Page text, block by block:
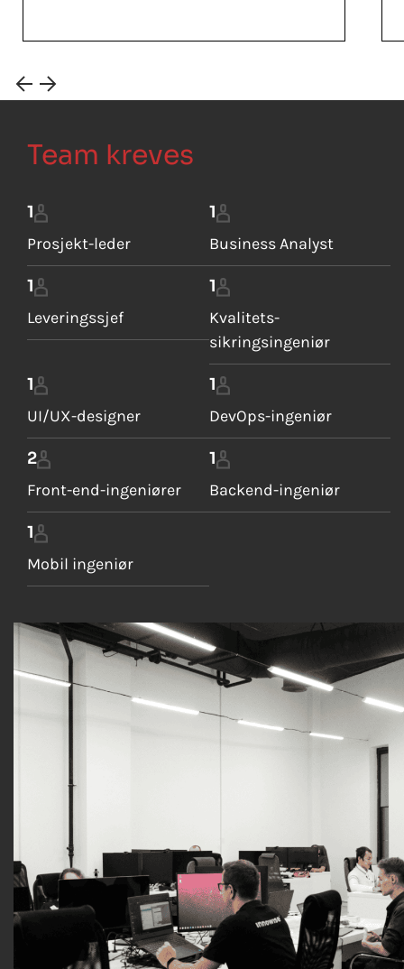
Team kreves
1
Prosjekt-leder
1
Business Analyst
1
Leveringssjef
1
Kvalitets-
sikringsingeniør
1
UI/UX-designer
1
DevOps-ingeniør
2
Front-end-ingeniører
1
Backend-ingeniør
1
Mobil ingeniør